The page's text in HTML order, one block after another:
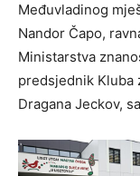
Međuvladinog
Nandor Čapo,
Ministarstva
predsjednik Kluba
Dragana Jeckov,